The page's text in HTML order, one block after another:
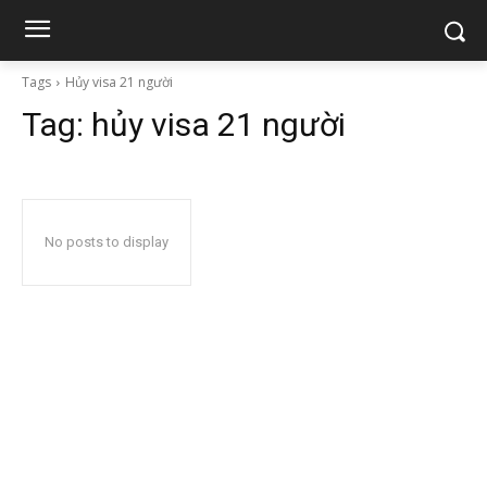
Tags Hủy visa 21 người
Tag: hủy visa 21 người
No posts to display